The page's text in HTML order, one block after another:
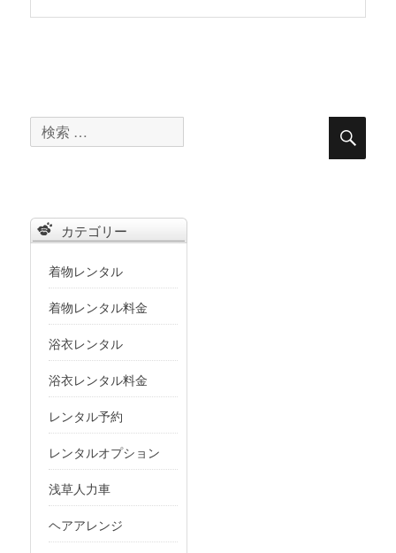
検
検
カテゴリー
着物レンタル
着物レンタル料金
浴衣レンタル
浴衣レンタル料金
レンタル予約
レンタルオプション
浅草人力車
ヘアアレンジ